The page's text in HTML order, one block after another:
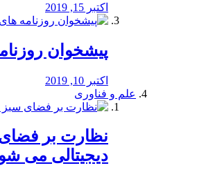
اکتبر 15, 2019
پیشخوان
اکتبر 10, 2019
علم و فناوری
نظارت بر
دیجیتالی می